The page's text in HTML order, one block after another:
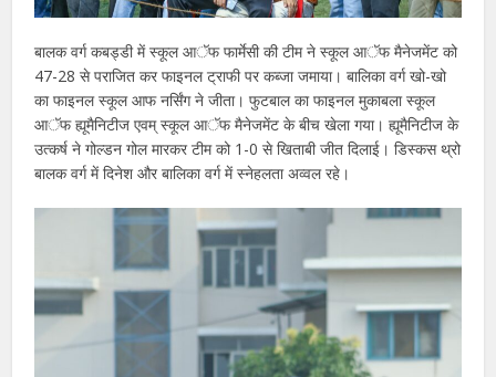
बालक वर्ग कबड्डी में स्कूल आॅफ फार्मेसी की टीम ने स्कूल आॅफ मैनेजमेंट को
47-28 से पराजित कर फाइनल ट्राफी पर कब्जा जमाया। बालिका वर्ग खो-खो
का फाइनल स्कूल आफ नर्सिंग ने जीता। फुटबाल का फाइनल मुकाबला स्कूल
आॅफ ह्यूमैनिटीज एवम् स्कूल आॅफ मैनेजमेंट के बीच खेला गया। ह्यूमैनिटीज के
उत्कर्ष ने गोल्डन गोल मारकर टीम को 1-0 से खिताबी जीत दिलाई। डिस्कस थ्रो
बालक वर्ग में दिनेश और बालिका वर्ग में स्नेहलता अव्वल रहे।